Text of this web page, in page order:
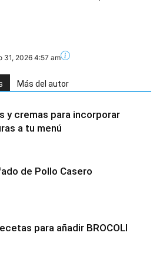
31, 2026 4:57 am
Más del autor
y cremas para incorporar
a tu menú
de Pollo Casero
para añadir BROCOLI